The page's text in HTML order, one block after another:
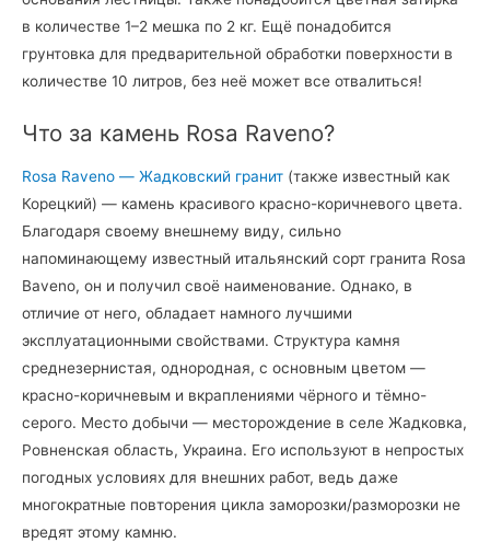
в количестве 1–2 мешка по 2 кг. Ещё понадобится
грунтовка для предварительной обработки поверхности в
количестве 10 литров, без неё может все отвалиться!
Что за камень Rosa Raveno?
Rosa Raveno — Жадковский гранит (также известный как
Корецкий) — камень красивого красно-коричневого цвета.
Благодаря своему внешнему виду, сильно
напоминающему известный итальянский сорт гранита Rosa
Baveno, он и получил своё наименование. Однако, в
отличие от него, обладает намного лучшими
эксплуатационными свойствами. Структура камня
среднезернистая, однородная, с основным цветом —
красно-коричневым и вкраплениями чёрного и тёмно-
серого. Место добычи — месторождение в селе Жадковка,
Ровненская область, Украина. Его используют в непростых
погодных условиях для внешних работ, ведь даже
многократные повторения цикла заморозки/разморозки не
вредят этому камню.